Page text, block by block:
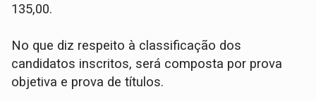
135,00.
No que diz respeito à classificação dos
candidatos inscritos, será composta por prova
objetiva e prova de títulos.